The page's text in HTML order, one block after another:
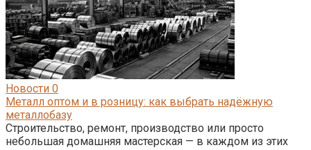
Новости 0
Металл оптом и в розницу: как выбрать надёжную
металлобазу
Строительство, ремонт, производство или просто
небольшая домашняя мастерская — в каждом из этих